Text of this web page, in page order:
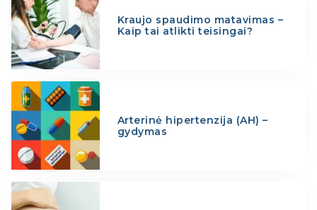
Kraujo spaudimo matavimas –
Kaip tai atlikti teisingai?
Arterinė hipertenzija (AH) –
gydymas